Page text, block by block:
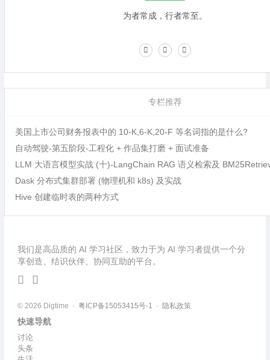
为者常成，行者常至。
专栏推荐
美国上市公司财务报表中的 10-K,6-K,20-F 等名词指的是什么?
自动驾驶-第五阶段-工程化 + 作品集打磨 + 面试准备
LLM 大语言模型实战 (十)-LangChain RAG 语义检索及
Dask 分布式集群部署 (物理机和 k8s) 及实战
Hive 创建临时表的两种方式
我们是高品质的 AI 学习社区，致力于为 AI 学习者提供一个分
享创造、结识伙伴、协同互助的平台。
© 2026 Digtime · 粤ICP备15053415号-1 · 隐私政策
快速导航
讨论
头条